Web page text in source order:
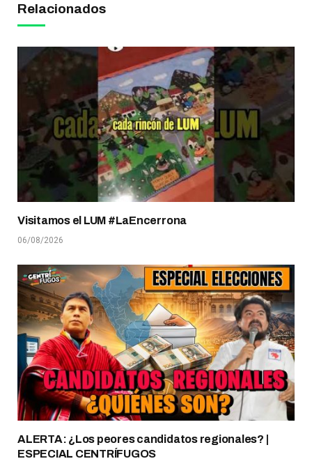
Relacionados
Visitamos el LUM #LaEncerrona
06/08/2026
ALERTA: ¿Los peores candidatos regionales? |
ESPECIAL CENTRÍFUGOS